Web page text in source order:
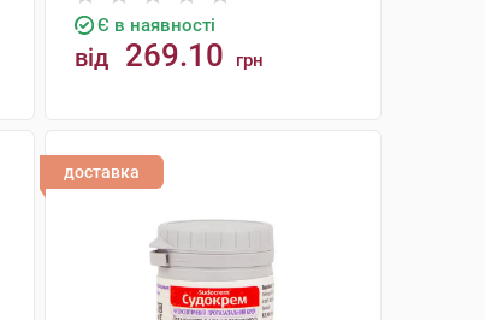
Є в наявності
від 269.10 грн
доставка